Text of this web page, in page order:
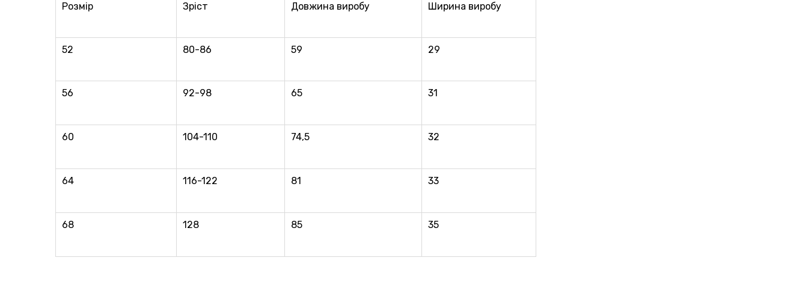
Розмір Зріст Довжина виробу Ширина виробу
52 80-86 59 29
56 92-98 65 31
60 104-110 74,5 32
64 116-122 81 33
68 128 85 35